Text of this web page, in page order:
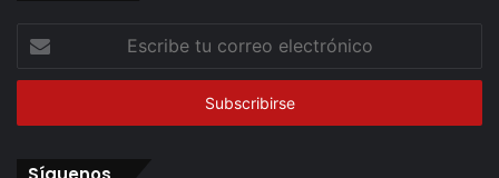
correo